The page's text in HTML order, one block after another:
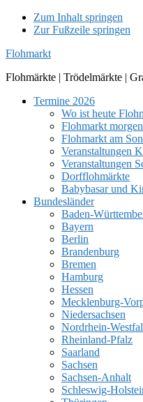
Zum Inhalt springen
Zur Fußzeile springen
Flohmarkt
Flohmärkte | Trödelmärkte |
Termine 2026
Wo ist heute
Flohmarkt
Flohmarkt am
Veranstaltungen
Veranstaltungen
Dorfflohmärkte
Babybasar und
Bundesländer
Baden-
Bayern
Berlin
Brandenburg
Bremen
Hamburg
Hessen
Mecklenburg-
Niedersachsen
Nordrhein-
Rheinland-Pfalz
Saarland
Sachsen
Sachsen-Anhalt
Schleswig-